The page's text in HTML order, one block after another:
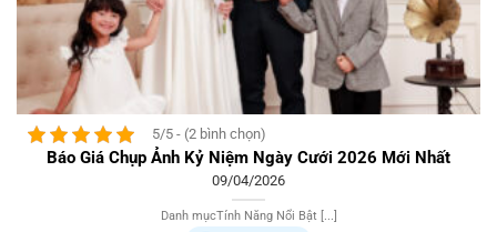
5/5 - (2 bình chọn)
Báo Giá Chụp Ảnh Kỷ Niệm Ngày Cưới 2026 Mới Nhất
09/04/2026
Danh mụcTính Năng Nổi Bật [...]